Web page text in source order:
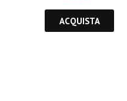
ACQUISTA